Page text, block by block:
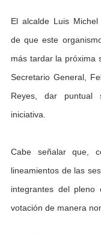
El alcalde Luis
de que este
más tardar la próxima
Secretario General,
Reyes, dar puntual
iniciativa.
Cabe señalar que,
lineamientos de las
integrantes del pleno
votación de manera